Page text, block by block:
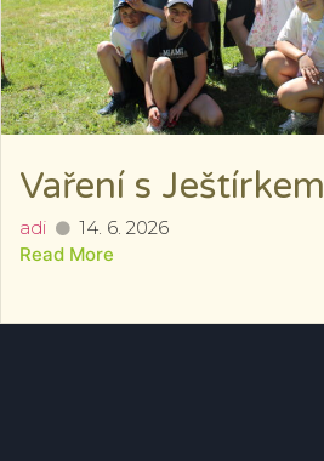
Vaření s Ještírkem
adi
14. 6. 2026
Read More